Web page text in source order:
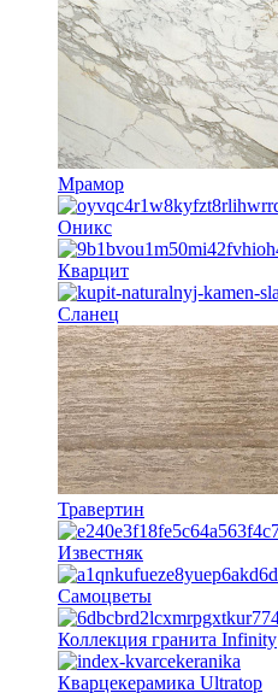
Мрамор
Оникс
Кварцит
Сланец
Травертин
Известняк
Самоцветы
Коллекция гранита Infinity
Кварцекерамика Ultratop